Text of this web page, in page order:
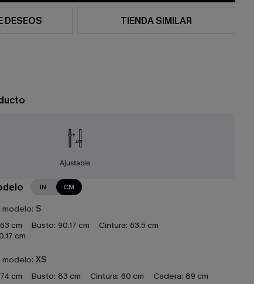
DESEOS TIENDA SIMILAR
Ajustable
IN CM
modelo: S
cm Busto: 90.17 cm Cintura: 63.5 cm
cm
modelo: XS
cm Busto: 83 cm Cintura: 60 cm Cadera: 89 cm